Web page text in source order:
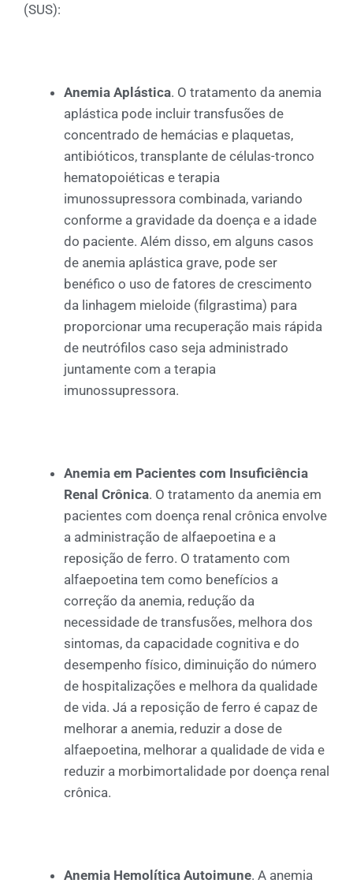
(SUS):
Anemia Aplástica. O tratamento da anemia
aplástica pode incluir transfusões de
concentrado de hemácias e plaquetas,
antibióticos, transplante de células-tronco
hematopoiéticas e terapia
imunossupressora combinada, variando
conforme a gravidade da doença e a idade
do paciente. Além disso, em alguns casos
de anemia aplástica grave, pode ser
benéfico o uso de fatores de crescimento
da linhagem mieloide (filgrastima) para
proporcionar uma recuperação mais rápida
de neutrófilos caso seja administrado
juntamente com a terapia
imunossupressora.
Anemia em Pacientes com Insuficiência
Renal Crônica. O tratamento da anemia em
pacientes com doença renal crônica envolve
a administração de alfaepoetina e a
reposição de ferro. O tratamento com
alfaepoetina tem como benefícios a
correção da anemia, redução da
necessidade de transfusões, melhora dos
sintomas, da capacidade cognitiva e do
desempenho físico, diminuição do número
de hospitalizações e melhora da qualidade
de vida. Já a reposição de ferro é capaz de
melhorar a anemia, reduzir a dose de
alfaepoetina, melhorar a qualidade de vida e
reduzir a morbimortalidade por doença renal
crônica.
Anemia Hemolítica Autoimune. A anemia